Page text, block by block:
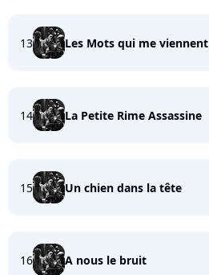
13 Les Mots qui me viennent
14 La Petite Rime Assassine
15 Un chien dans la tête
16 A nous le bruit